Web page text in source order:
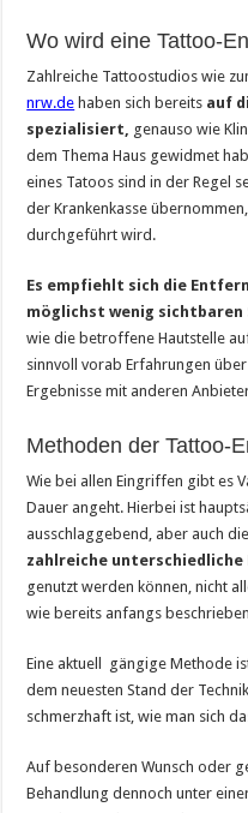
Wo wird eine Tattoo-
Zahlreiche Tattoostudios wie
nrw.de haben sich bereits auf
spezialisiert, genauso wie
dem Thema Haus gewidmet
eines Tatoos sind in der Regel
der Krankenkasse
durchgeführt wird.
Es empfiehlt sich die
möglichst wenig sichtbaren
wie die betroffene Hautstelle
sinnvoll vorab Erfahrungen
Ergebnisse mit anderen
Methoden der Tattoo-
Wie bei allen Eingriffen gibt es
Dauer angeht. Hierbei ist
ausschlaggebend, aber auch
zahlreiche unterschiedliche
genutzt werden können, nicht
wie bereits anfangs
Eine aktuell gängige Methode
dem neuesten Stand der
schmerzhaft ist, wie man sich
Auf besonderen Wunsch oder
Behandlung dennoch unter